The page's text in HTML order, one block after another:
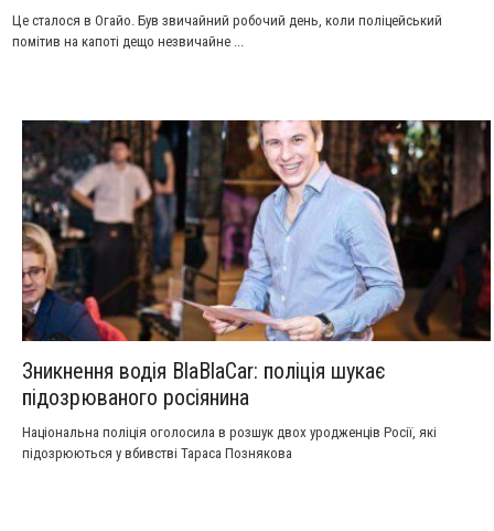
Це сталося в Огайо. Був звичайний робочий день, коли поліцейський
помітив на капоті дещо незвичайне ...
Зникнення водія BlaBlaCar: поліція шукає
підозрюваного росіянина
Національна поліція оголосила в розшук двох уродженців Росії, які
підозрюються у вбивстві Тараса Познякова